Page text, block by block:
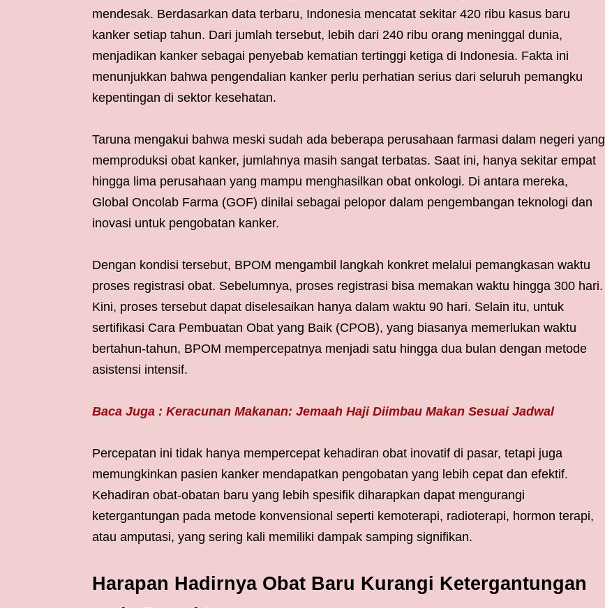
mendesak. Berdasarkan data terbaru, Indonesia mencatat sekitar 420 ribu kasus baru
kanker setiap tahun. Dari jumlah tersebut, lebih dari 240 ribu orang meninggal dunia,
menjadikan kanker sebagai penyebab kematian tertinggi ketiga di Indonesia. Fakta ini
menunjukkan bahwa pengendalian kanker perlu perhatian serius dari seluruh pemangku
kepentingan di sektor kesehatan.
Taruna mengakui bahwa meski sudah ada beberapa perusahaan farmasi dalam negeri yang
memproduksi obat kanker, jumlahnya masih sangat terbatas. Saat ini, hanya sekitar empat
hingga lima perusahaan yang mampu menghasilkan obat onkologi. Di antara mereka,
Global Oncolab Farma (GOF) dinilai sebagai pelopor dalam pengembangan teknologi dan
inovasi untuk pengobatan kanker.
Dengan kondisi tersebut, BPOM mengambil langkah konkret melalui pemangkasan waktu
proses registrasi obat. Sebelumnya, proses registrasi bisa memakan waktu hingga 300 hari.
Kini, proses tersebut dapat diselesaikan hanya dalam waktu 90 hari. Selain itu, untuk
sertifikasi Cara Pembuatan Obat yang Baik (CPOB), yang biasanya memerlukan waktu
bertahun-tahun, BPOM mempercepatnya menjadi satu hingga dua bulan dengan metode
asistensi intensif.
Baca Juga : Keracunan Makanan: Jemaah Haji Diimbau Makan Sesuai Jadwal
Percepatan ini tidak hanya mempercepat kehadiran obat inovatif di pasar, tetapi juga
memungkinkan pasien kanker mendapatkan pengobatan yang lebih cepat dan efektif.
Kehadiran obat-obatan baru yang lebih spesifik diharapkan dapat mengurangi
ketergantungan pada metode konvensional seperti kemoterapi, radioterapi, hormon terapi,
atau amputasi, yang sering kali memiliki dampak samping signifikan.
Harapan Hadirnya Obat Baru Kurangi Ketergantungan